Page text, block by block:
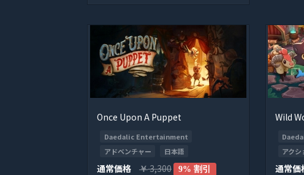
Once Upon A Puppet
Daedalic Entertainment
アドベンチャー
日本語
通常価格 ￥3,300 9% 割引
Wild
アクシ
通常価